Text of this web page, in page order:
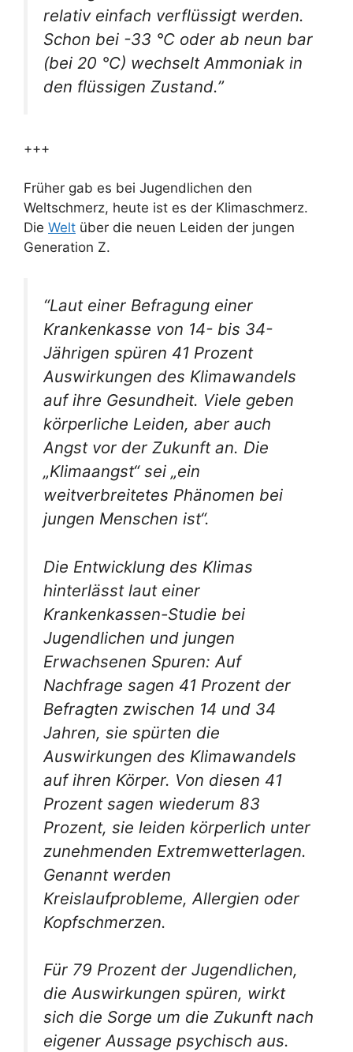
relativ einfach verflüssigt werden.
Schon bei -33 °C oder ab neun bar
(bei 20 °C) wechselt Ammoniak in
den flüssigen Zustand.”
+++
Früher gab es bei Jugendlichen den
Weltschmerz, heute ist es der Klimaschmerz.
Die Welt über die neuen Leiden der jungen
Generation Z.
“Laut einer Befragung einer
Krankenkasse von 14- bis 34-
Jährigen spüren 41 Prozent
Auswirkungen des Klimawandels
auf ihre Gesundheit. Viele geben
körperliche Leiden, aber auch
Angst vor der Zukunft an. Die
„Klimaangst“ sei „ein
weitverbreitetes Phänomen bei
jungen Menschen ist“.
Die Entwicklung des Klimas
hinterlässt laut einer
Krankenkassen-Studie bei
Jugendlichen und jungen
Erwachsenen Spuren: Auf
Nachfrage sagen 41 Prozent der
Befragten zwischen 14 und 34
Jahren, sie spürten die
Auswirkungen des Klimawandels
auf ihren Körper. Von diesen 41
Prozent sagen wiederum 83
Prozent, sie leiden körperlich unter
zunehmenden Extremwetterlagen.
Genannt werden
Kreislaufprobleme, Allergien oder
Kopfschmerzen.
Für 79 Prozent der Jugendlichen,
die Auswirkungen spüren, wirkt
sich die Sorge um die Zukunft nach
eigener Aussage psychisch aus.